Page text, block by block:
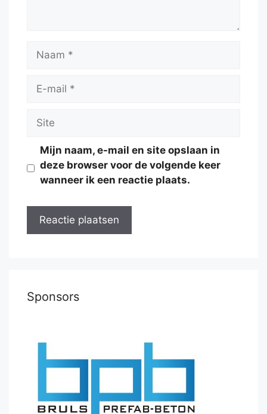
Naam
Site
Mijn naam, e-mail en site opslaan in
deze browser voor de volgende keer
wanneer ik een reactie plaats.
Sponsors